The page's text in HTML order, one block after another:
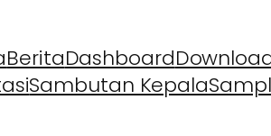
BeritaDashboard
Sambutan Kepala